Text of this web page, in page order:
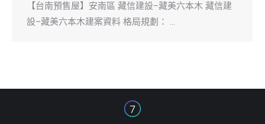
【台南預售屋】安南區 藏信建設–藏美六本木 藏信建
設–藏美六本木建案資料 格局規劃： …